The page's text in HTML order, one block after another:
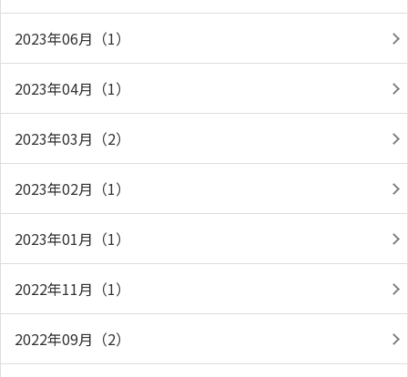
2023年06月（1）
2023年04月（1）
2023年03月（2）
2023年02月（1）
2023年01月（1）
2022年11月（1）
2022年09月（2）